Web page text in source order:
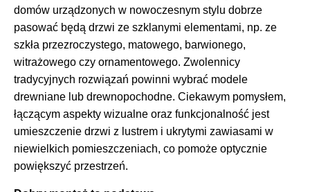
domów urządzonych w nowoczesnym stylu dobrze
pasować będą drzwi ze szklanymi elementami, np. ze
szkła przezroczystego, matowego, barwionego,
witrażowego czy ornamentowego. Zwolennicy
tradycyjnych rozwiązań powinni wybrać modele
drewniane lub drewnopochodne. Ciekawym pomysłem,
łączącym aspekty wizualne oraz funkcjonalność jest
umieszczenie drzwi z lustrem i ukrytymi zawiasami w
niewielkich pomieszczeniach, co pomoże optycznie
powiększyć przestrzeń.